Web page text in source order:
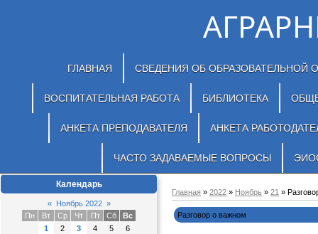
ГЛАВНАЯ СВЕДЕНИЯ ОБ ОБРАЗОВАТЕЛЬНОЙ
ВОСПИТАТЕЛЬНАЯ РАБОТА БИБЛИОТЕКА
АНКЕТА ПРЕПОДАВАТЕЛЯ АНКЕТА
ЧАСТО ЗАДАВАЕМЫЕ ВОПРОСЫ
Календарь
« Ноябрь 2022 »
Пн
Вт Ср Чт Пт Сб
Вс
1
2 3 4 5
6
Главная » 2022 » Ноябрь » 21 »
Разговор о важном